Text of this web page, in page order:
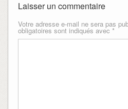
Laisser un commentaire
Votre adresse e-mail ne sera pas
obligatoires sont indiqués avec *